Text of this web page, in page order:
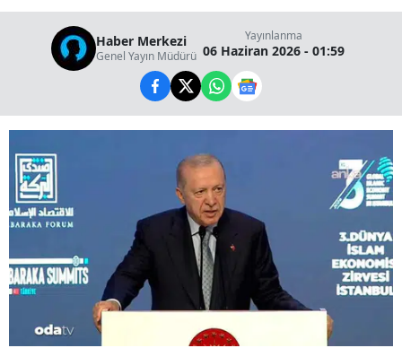
Haber Merkezi
Genel Yayın Müdürü
Yayınlanma
06 Haziran 2026 - 01:59